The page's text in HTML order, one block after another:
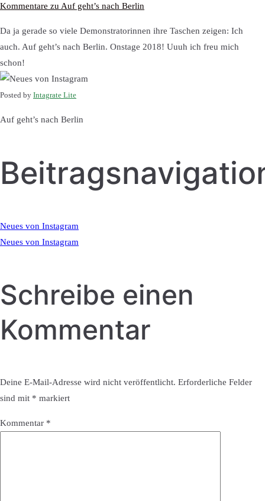
Kommentare zu Auf geht’s nach Berlin
Da ja gerade so viele Demonstratorinnen ihre Taschen zeigen: Ich
auch. Auf geht’s nach Berlin. Onstage 2018! Uuuh ich freu mich
schon!
Posted by Intagrate Lite
Auf geht’s nach Berlin
Neues von Instagram
Neues von Instagram
Schreibe einen
Kommentar
Deine E-Mail-Adresse wird nicht veröffentlicht. Erforderliche Felder
sind mit * markiert
Kommentar *